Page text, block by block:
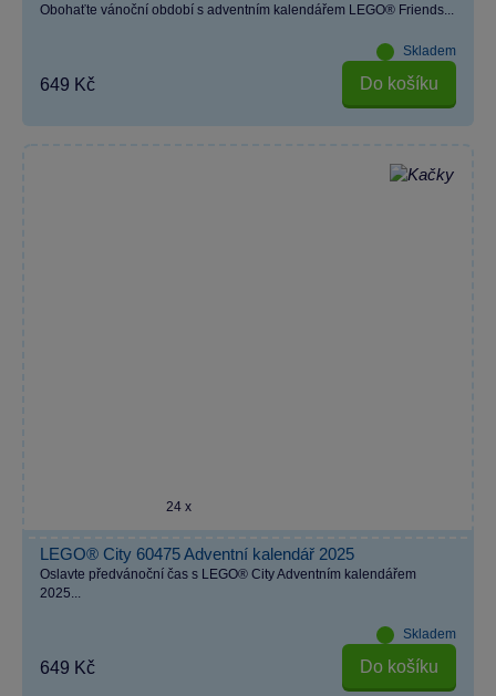
Obohaťte vánoční období s adventním kalendářem LEGO® Friends...
Skladem
649 Kč Do košíku
24 x
LEGO® City 60475 Adventní kalendář 2025
Oslavte předvánoční čas s LEGO® City Adventním kalendářem
2025...
Skladem
649 Kč Do košíku